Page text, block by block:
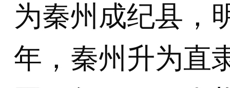
为秦州成纪县，
年，秦州升为直